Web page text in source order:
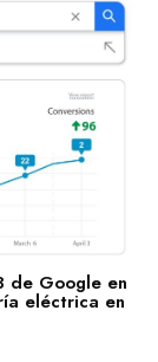
de Google en
eléctrica en